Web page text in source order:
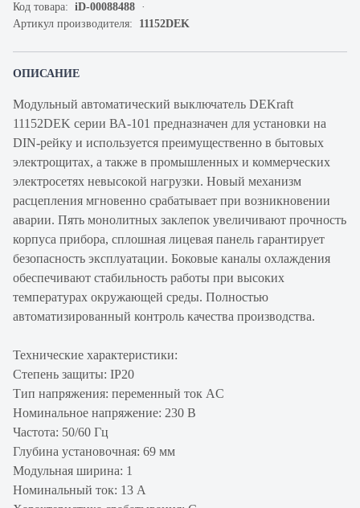
Код товара: iD-00088488
Артикул производителя: 11152DEK
ОПИСАНИЕ
Модульный автоматический выключатель DEKraft
11152DEK серии ВА-101 предназначен для установки на
DIN-рейку и используется преимущественно в бытовых
электрощитах, а также в промышленных и коммерческих
электросетях невысокой нагрузки. Новый механизм
расцепления мгновенно срабатывает при возникновении
аварии. Пять монолитных заклепок увеличивают прочность
корпуса прибора, сплошная лицевая панель гарантирует
безопасность эксплуатации. Боковые каналы охлаждения
обеспечивают стабильность работы при высоких
температурах окружающей среды. Полностью
автоматизированный контроль качества производства.
Технические характеристики:
Степень защиты: IP20
Тип напряжения: переменный ток AC
Номинальное напряжение: 230 В
Частота: 50/60 Гц
Глубина установочная: 69 мм
Модульная ширина: 1
Номинальный ток: 13 А